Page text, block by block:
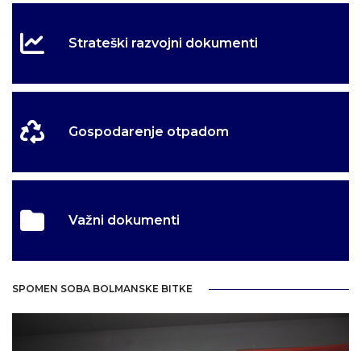
Strateški razvojni dokumenti
Gospodarenje otpadom
Važni dokumenti
SPOMEN SOBA BOLMANSKE BITKE